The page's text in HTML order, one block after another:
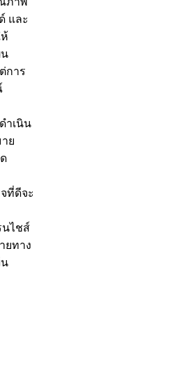
และ
การ
ำเนิน
ย
ที่ดีจะ
นไชส์
ยทาง